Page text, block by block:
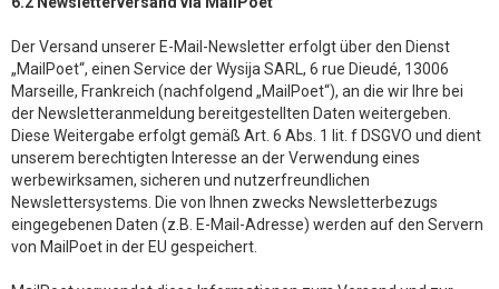
Der Versand unserer E-Mail-Newsletter erfolgt über den Dienst
„MailPoet“, einen Service der Wysija SARL, 6 rue Dieudé, 13006
Marseille, Frankreich (nachfolgend „MailPoet“), an die wir Ihre bei
der Newsletteranmeldung bereitgestellten Daten weitergeben.
Diese Weitergabe erfolgt gemäß Art. 6 Abs. 1 lit. f DSGVO und dient
unserem berechtigten Interesse an der Verwendung eines
werbewirksamen, sicheren und nutzerfreundlichen
Newslettersystems. Die von Ihnen zwecks Newsletterbezugs
eingegebenen Daten (z.B. E-Mail-Adresse) werden auf den Servern
von MailPoet in der EU gespeichert.